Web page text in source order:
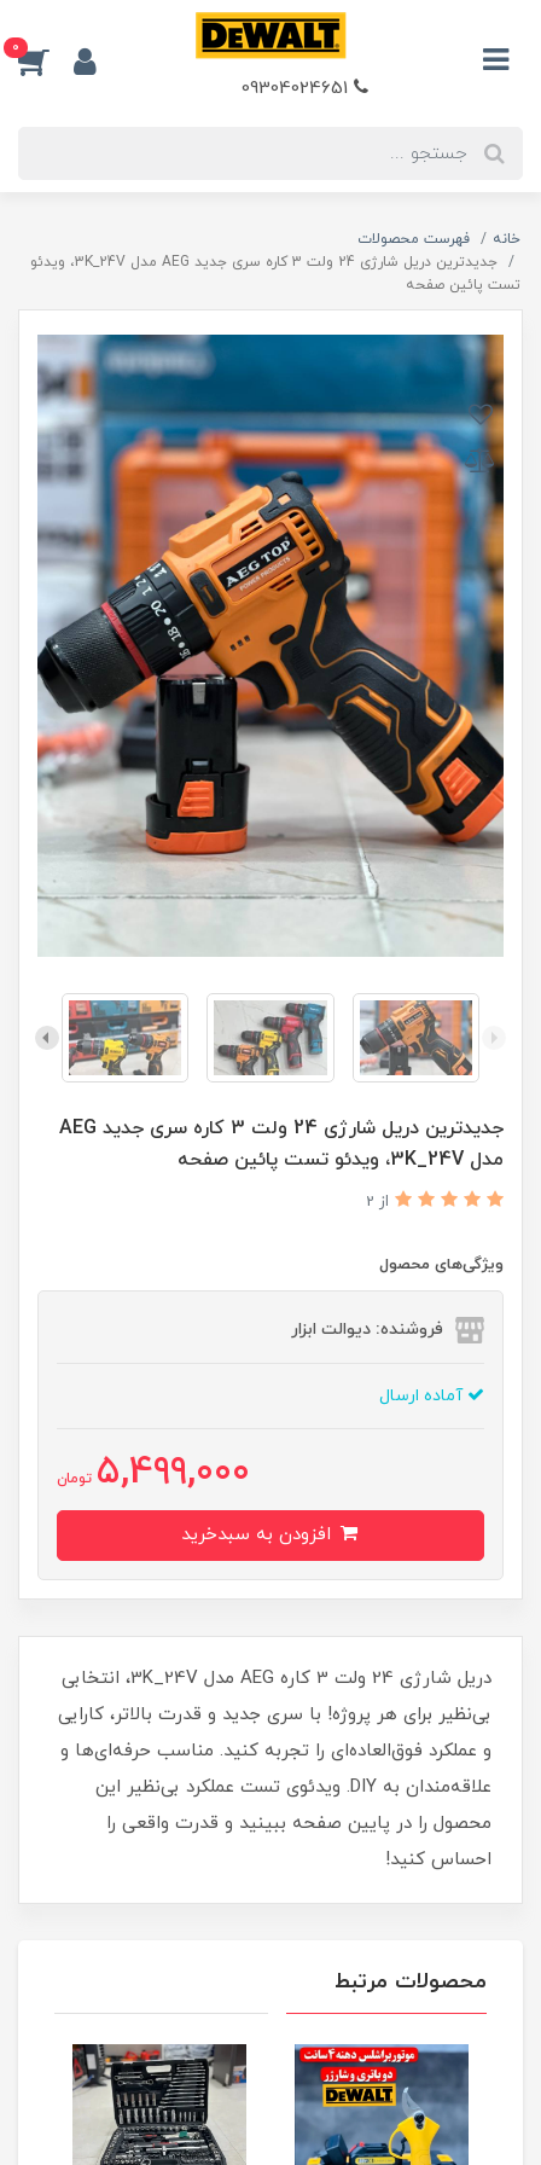
0
خانه
فهرست محصولات
جدیدترین دریل شارژی 24 ولت 3 کاره سری جدید AEG مدل 3K_24V، ویدئو
تست پائین صفحه
جدیدترین دریل شارژی 24 ولت 3 کاره سری جدید AEG
مدل 3K_24V، ویدئو تست پائین صفحه
از 2
ویژگی‌های محصول
فروشنده: دیوالت ابزار
آماده ارسال
5,499,000 تومان
دریل شارژی 24 ولت 3 کاره AEG مدل 3K_24V، انتخابی
بی‌نظیر برای هر پروژه! با سری جدید و قدرت بالاتر، کارایی
و عملکرد فوق‌العاده‌ای را تجربه کنید. مناسب حرفه‌ای‌ها و
علاقه‌مندان به DIY. ویدئوی تست عملکرد بی‌نظیر این
محصول را در پایین صفحه ببینید و قدرت واقعی را
احساس کنید!
محصولات مرتبط